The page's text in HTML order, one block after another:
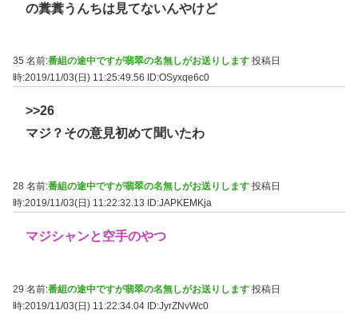
の糞糞うんちは見てないんやけど
35 名前:番組の途中ですが翡翠の名無しがお送りします 投稿日
時:2019/11/03(日) 11:25:49.56
ID:OSyxqe6c0
>>26
マジ？その意見初めて聞いたわ
28 名前:番組の途中ですが翡翠の名無しがお送りします 投稿日
時:2019/11/03(日) 11:22:32.13
ID:JAPKEMKja
マジシャンと空手のやつ
29 名前:番組の途中ですが翡翠の名無しがお送りします 投稿日
時:2019/11/03(日) 11:22:34.04 ID:JyrZNvWc0